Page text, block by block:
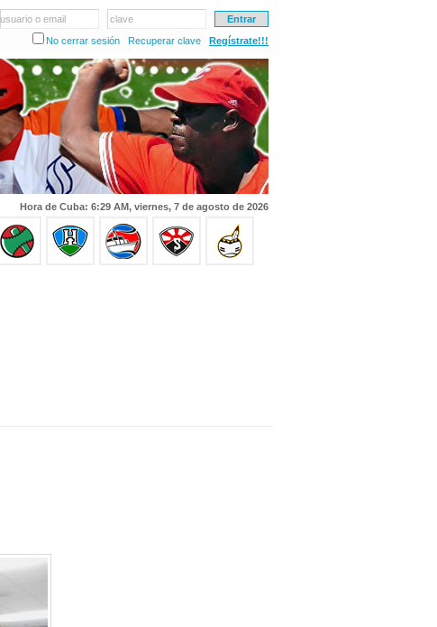
usuario o email
clave
No cerrar sesión
Recuperar clave Regístrate!!!
Hora de Cuba: 6:29 AM, viernes, 7 de agosto de 2026